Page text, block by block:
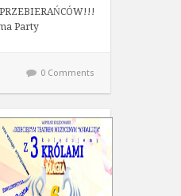
Party
0 Comments